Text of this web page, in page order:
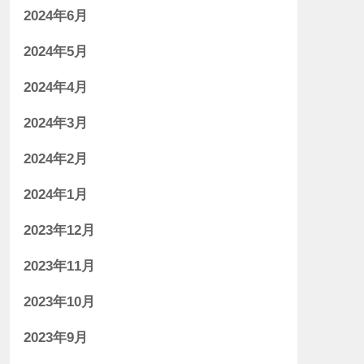
2024年6月
2024年5月
2024年4月
2024年3月
2024年2月
2024年1月
2023年12月
2023年11月
2023年10月
2023年9月